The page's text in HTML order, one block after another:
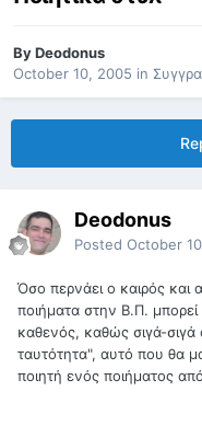
ByDeodonus
October 10, 2005 in
Deodonus
Posted October
Όσο περνάει ο καιρός και
ποιήματα στην Β.Π. μπορεί
καθενός, καθώς σιγά-σιγά
ταυτότητα", αυτό που θα
ποιητή ενός ποιήματος